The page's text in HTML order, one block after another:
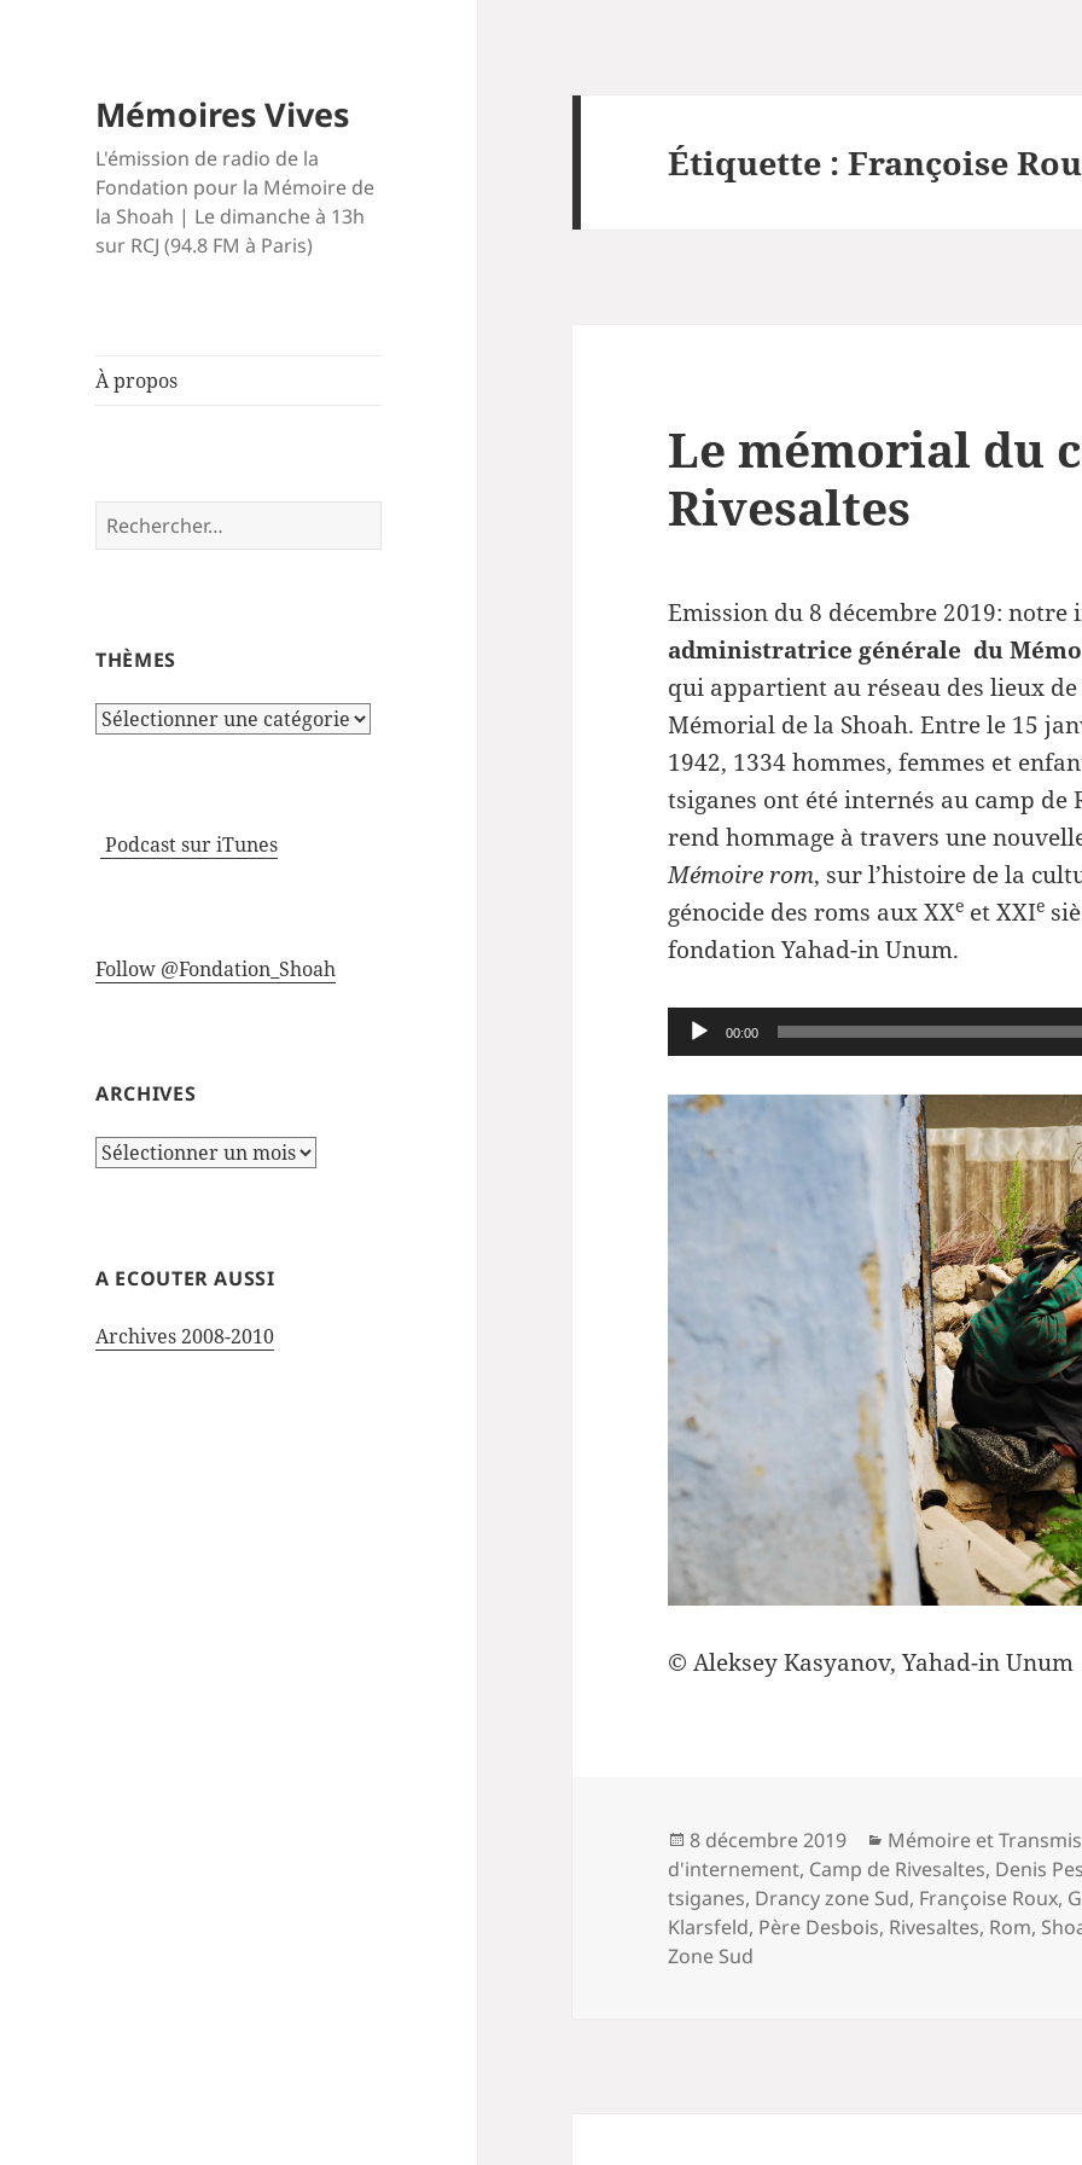
Mémoires Vives
L'émission de radio de la
Fondation pour la Mémoire de
la Shoah | Le dimanche à 13h
sur RCJ (94.8 FM à Paris)
À propos
Rechercher :
THÈMES
Thèmes
Podcast sur iTunes
Follow @Fondation_Shoah
ARCHIVES
Archives
A ECOUTER AUSSI
Archives 2008-2010
Étiquette :Françoise
Le mémorial du
Rivesaltes
Emission du 8 décembre 2019: notre
administratrice générale du
qui appartient au réseau des lieux
Mémorial de la Shoah. Entre le 15
1942, 1334 hommes, femmes et
tsiganes ont été internés au camp
rend hommage à travers une
Mémoire rom, sur l’histoire de la
génocide des roms aux XXe et XXIe
fondation Yahad-in Unum.
Lecteur
audio
00:00
© Aleksey Kasyanov, Yahad-in Unum
Publié
le
8 décembre 2019 Catégories
Mémoire et
d'internement, Camp de Rivesaltes, Denis
tsiganes, Drancy zone Sud, Françoise Roux,
Klarsfeld, Père Desbois, Rivesaltes, Rom,
Zone Sud